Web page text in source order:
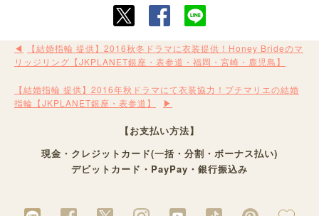
【結婚指輪 提供】2016秋冬ドラマに衣装提供！Honey Brideのマ
リッジリング【JKPLANET銀座・表参道・福岡・宮崎・鹿児島】
【結婚指輪 提供】2016年秋ドラマにて衣装協力！プチマリエの結婚
指輪【JKPLANET銀座・表参道】
【お支払い方法】
現金・クレジットカード(一括・分割・ボーナス払い)
デビットカード・PayPay・銀行振込み